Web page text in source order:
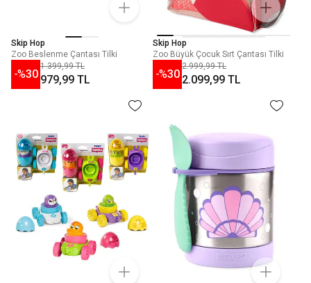
Skip Hop
Zoo Beslenme Çantası Tilki
-%30
1.399,99 TL
979,99 TL
Skip Hop
Zoo Büyük Çocuk Sırt Çantası Tilki
-%30
2.999,99 TL
2.099,99 TL